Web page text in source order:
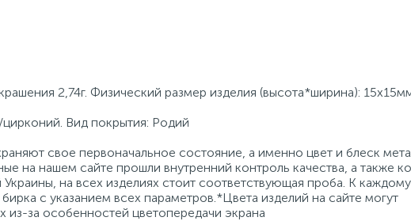
2,74г. Физический размер изделия (высота*ширина):
Вид покрытия: Родий
свое первоначальное состояние, а именно цвет и блеск
на нашем сайте прошли внутренний контроль качества, а также
на всех изделиях стоит соответствующая проба. К каждому
с указанием всех параметров.*Цвета изделий на сайте могут
из-за особенностей цветопередачи экрана